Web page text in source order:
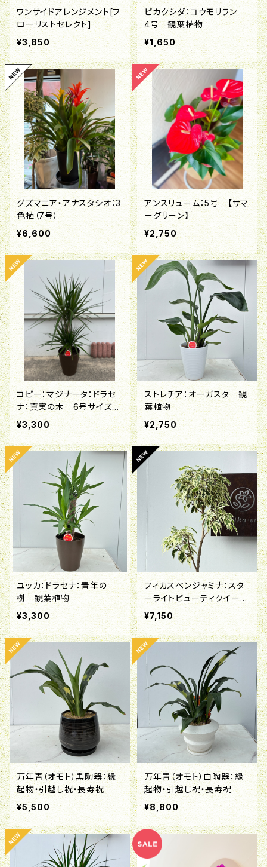
ワンサイドアレンジメント[フ
ローリストセレクト]
¥3,850
ビカクシダ：コウモリラン
4号 観葉植物
¥1,650
グズマニア・アナスタシオ：3
色植（7号）
¥6,600
アンスリューム：5号 【サマ
ーグリーン】
¥2,750
コピー：マジナータ：ドラセ
ナ：真実の木 6号サイズ
観葉植物
¥3,300
ストレチア：オーガスタ 観
葉植物
¥2,750
ユッカ：ドラセナ：青年の
樹 観葉植物
¥3,300
フィカスベンジャミナ：スタ
ーライトビューティクイー
ン：3ヘッド 6号鉢
¥7,150
万年青（オモト）黒陶器：縁
起物・引越し祝・長寿祝
¥5,500
万年青（オモト）白陶器：縁
起物・引越し祝・長寿祝
¥8,800